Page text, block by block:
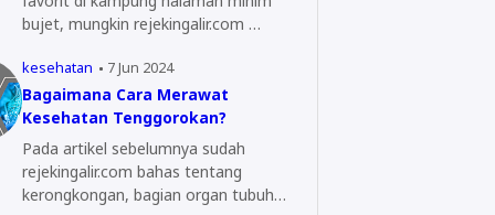
bujet, mungkin rejekingalir.com …
kesehatan 7 Jun 2024
Bagaimana Cara Merawat
Kesehatan Tenggorokan?
Pada artikel sebelumnya sudah
rejekingalir.com bahas tentang
kerongkongan, bagian organ tubuh